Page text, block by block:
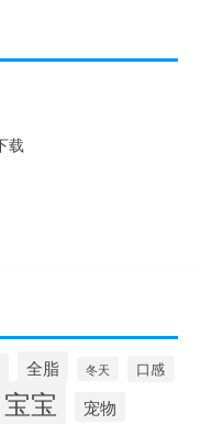
全脂 冬天 口感
宝宝 宠物